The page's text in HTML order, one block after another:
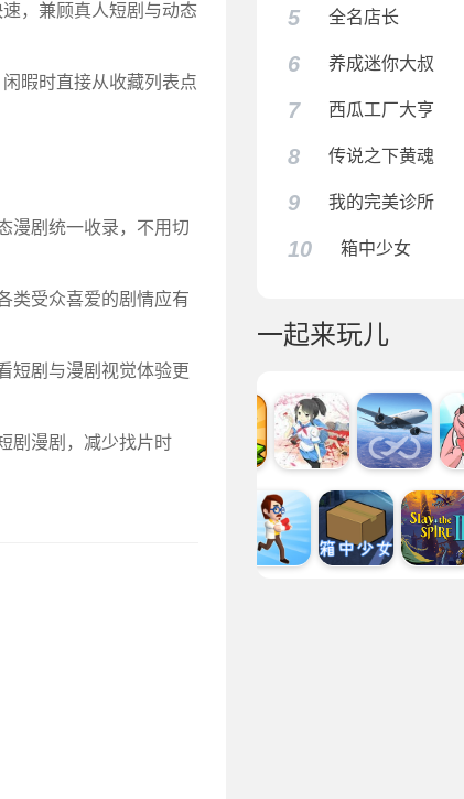
，兼顾真人短剧与动态
暇时直接从收藏列表点
漫剧统一收录，不用切
类受众喜爱的剧情应有
短剧与漫剧视觉体验更
剧漫剧，减少找片时
5 全名店长
6 养成迷你大叔
7 西瓜工厂大亨
8 传说之下黄魂
9 我的完美诊所
10 箱中少女
一起来玩儿